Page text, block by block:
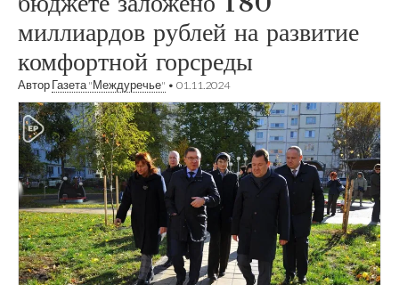
миллиардов рублей на развитие
комфортной горсреды
Автор Газета "Междуречье" • 01.11.2024